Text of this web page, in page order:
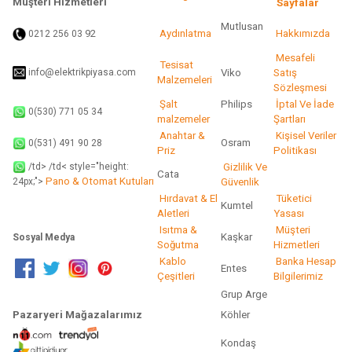
Sayfalar
0212 256 03 92 Aydınlatma
Mutlusan
Hakkımızda
info@elektrikpiyasa.com
Tesisat
Malzemeleri
Viko
Mesafeli
Satış
Sözleşmesi
0(530) 771 05 34
Şalt
malzemeler
Philips
İptal Ve İade
Şartları
0(531) 491 90 28
Anahtar &
Priz
Osram
Kişisel Veriler
Politikası
/td> /td< style="height:
24px;"> Pano & Otomat Kutuları
Cata
Gizlilik Ve
Güvenlik
Hırdavat & El
Aletleri
Kumtel
Tüketici
Yasası
Sosyal Medya
Isıtma &
Soğutma
Kaşkar
Müşteri
Hizmetleri
Kablo
Çeşitleri
Entes
Banka Hesap
Bilgilerimiz
Grup Arge
Pazaryeri Mağazalarımız
Köhler
Kondaş